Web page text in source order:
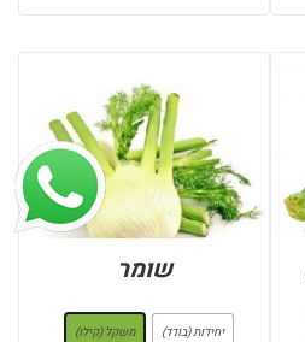
שומר
יחידות (בודד) משקל (קילו)